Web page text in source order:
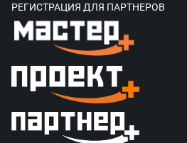
РЕГИСТРАЦИЯ ДЛЯ ПАРТНЕРОВ